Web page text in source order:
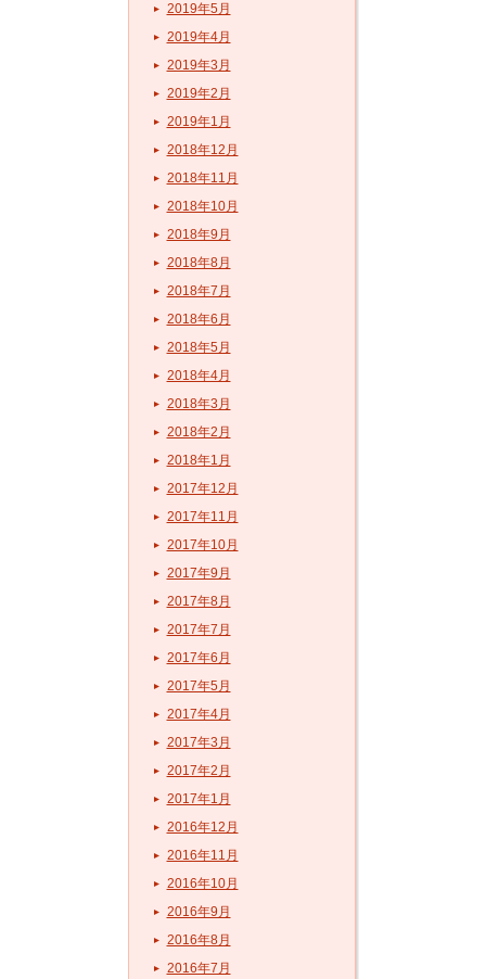
2019年5月
2019年4月
2019年3月
2019年2月
2019年1月
2018年12月
2018年11月
2018年10月
2018年9月
2018年8月
2018年7月
2018年6月
2018年5月
2018年4月
2018年3月
2018年2月
2018年1月
2017年12月
2017年11月
2017年10月
2017年9月
2017年8月
2017年7月
2017年6月
2017年5月
2017年4月
2017年3月
2017年2月
2017年1月
2016年12月
2016年11月
2016年10月
2016年9月
2016年8月
2016年7月